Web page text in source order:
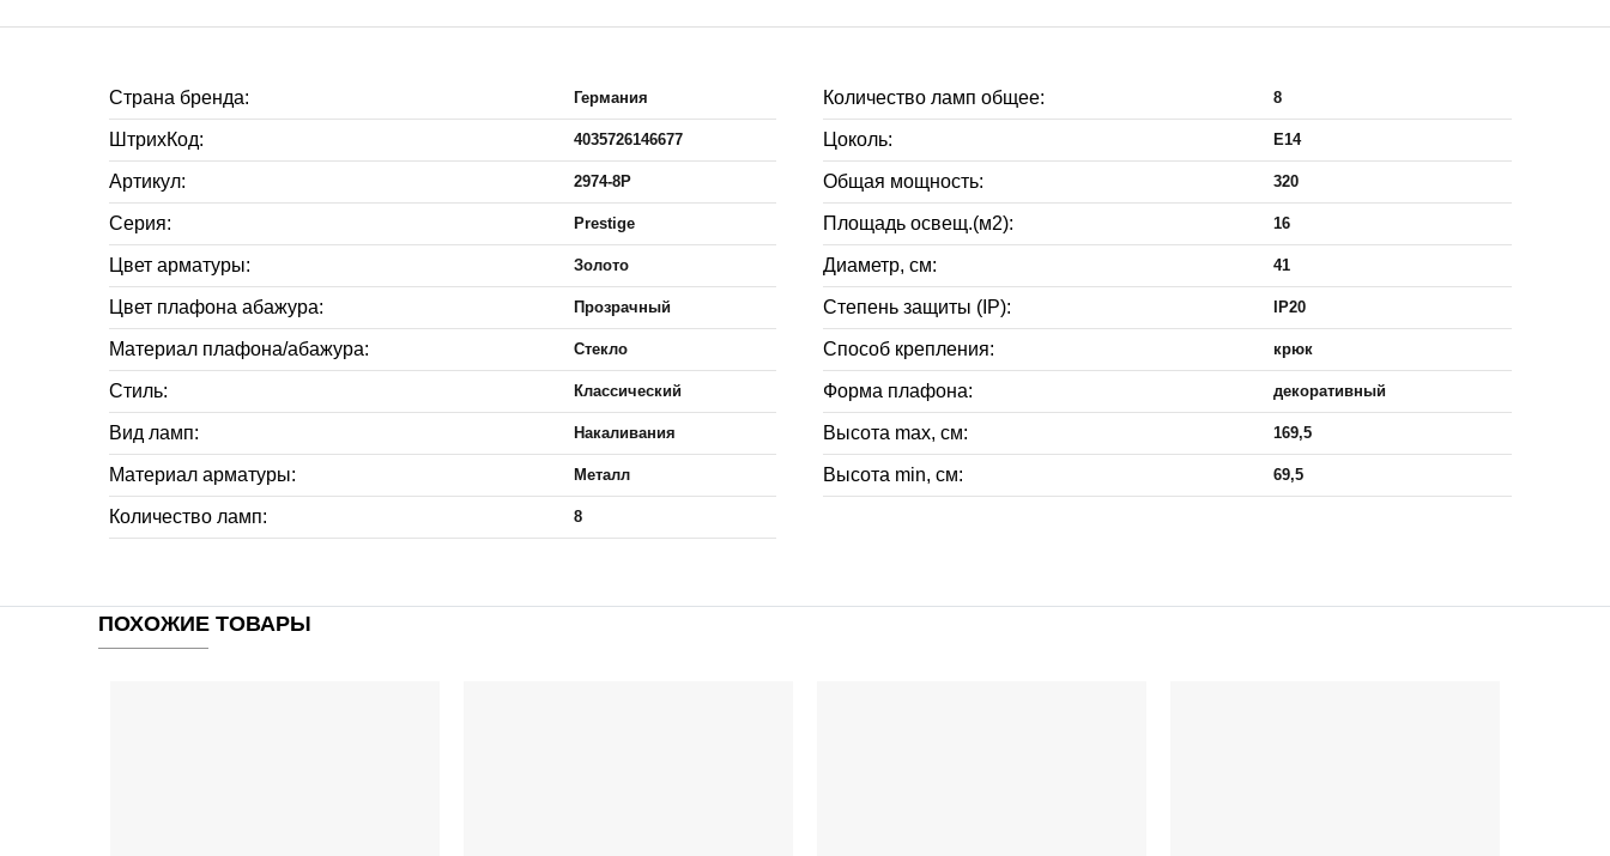
Страна бренда: Германия
ШтрихКод: 4035726146677
Артикул: 2974-8P
Серия: Prestige
Цвет арматуры: Золото
Цвет плафона абажура: Прозрачный
Материал плафона/абажура: Стекло
Стиль: Классический
Вид ламп: Накаливания
Материал арматуры: Металл
Количество ламп: 8
Количество ламп общее: 8
Цоколь: E14
Общая мощность: 320
Площадь освещ.(м2): 16
Диаметр, см: 41
Степень защиты (IP): IP20
Способ крепления: крюк
Форма плафона: декоративный
Высота max, см: 169,5
Высота min, см: 69,5
ПОХОЖИЕ ТОВАРЫ